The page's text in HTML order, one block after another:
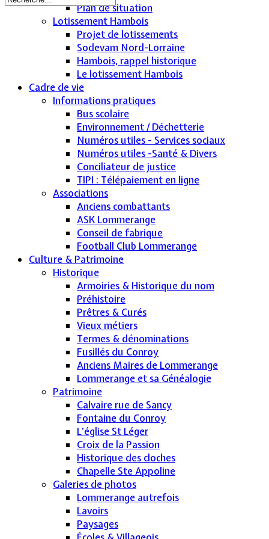
Plan de situation
Lotissement Hambois
Projet de lotissements
Sodevam Nord-Lorraine
Hambois, rappel historique
Le lotissement Hambois
Cadre de vie
Informations pratiques
Bus scolaire
Environnement / Déchetterie
Numéros utiles - Services sociaux
Numéros utiles -Santé & Divers
Conciliateur de justice
TIPI : Télépaiement en ligne
Associations
Anciens combattants
ASK Lommerange
Conseil de fabrique
Football Club Lommerange
Culture & Patrimoine
Historique
Armoiries & Historique du nom
Préhistoire
Prêtres & Curés
Vieux métiers
Termes & dénominations
Fusillés du Conroy
Anciens Maires de Lommerange
Lommerange et sa Généalogie
Patrimoine
Calvaire rue de Sancy
Fontaine du Conroy
L'église St Léger
Croix de la Passion
Historique des cloches
Chapelle Ste Appoline
Galeries de photos
Lommerange autrefois
Lavoirs
Paysages